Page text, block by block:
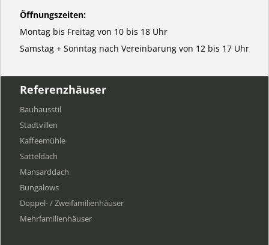
Öffnungszeiten:
Montag bis Freitag von 10 bis 18 Uhr
Samstag + Sonntag nach Vereinbarung von 12 bis 17 Uhr
Referenzhäuser
Bauhausstil
Stadtvillen
Kaffeemühle
Satteldach
Mansarddach
Bungalows
Doppel- / Zweifamilienhäuser
Mehrfamilien​häuser